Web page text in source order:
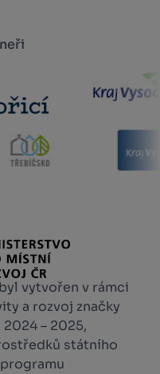
vytvořen v rámci
a rozvoj značky
– 2025,
státního